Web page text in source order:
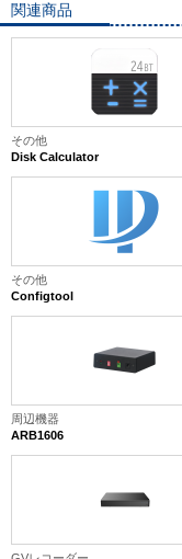
関連商品
その他
Disk Calculator
その他
Configtool
周辺機器
ARB1606